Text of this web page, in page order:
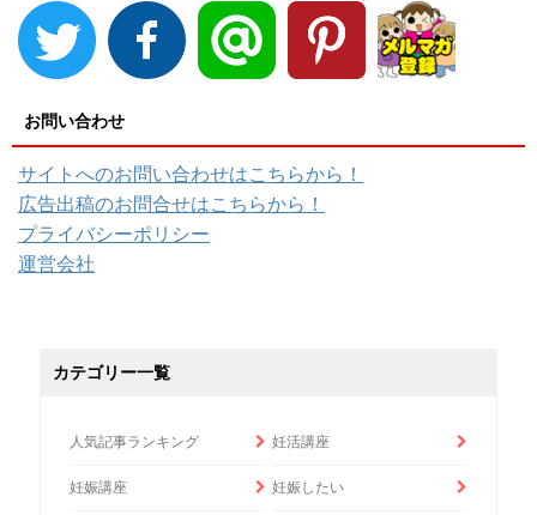
お問い合わせ
サイトへのお問い合わせはこちらから！
広告出稿のお問合せはこちらから！
プライバシーポリシー
運営会社
カテゴリー一覧
人気記事ランキング 妊活講座
妊娠講座 妊娠したい